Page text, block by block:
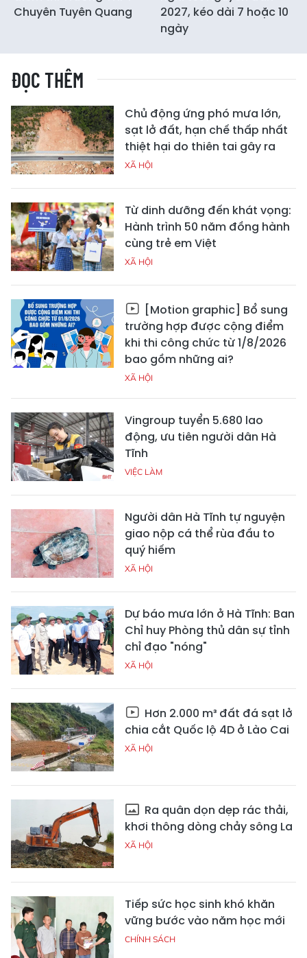
Chuyên Tuyên Quang
2027, kéo dài 7 hoặc 10
ngày
ĐỌC THÊM
Chủ động ứng phó mưa lớn,
sạt lở đất, hạn chế thấp nhất
thiệt hại do thiên tai gây ra
XÃ HỘI
Từ dinh dưỡng đến khát vọng:
Hành trình 50 năm đồng hành
cùng trẻ em Việt
XÃ HỘI
[Motion graphic] Bổ sung
trường hợp được cộng điểm
khi thi công chức từ 1/8/2026
bao gồm những ai?
XÃ HỘI
Vingroup tuyển 5.680 lao
động, ưu tiên người dân Hà
Tĩnh
VIỆC LÀM
Người dân Hà Tĩnh tự nguyện
giao nộp cá thể rùa đầu to
quý hiếm
XÃ HỘI
Dự báo mưa lớn ở Hà Tĩnh: Ban
Chỉ huy Phòng thủ dân sự tỉnh
chỉ đạo "nóng"
XÃ HỘI
Hơn 2.000 m³ đất đá sạt lở
chia cắt Quốc lộ 4D ở Lào Cai
XÃ HỘI
Ra quân dọn dẹp rác thải,
khơi thông dòng chảy sông La
XÃ HỘI
Tiếp sức học sinh khó khăn
vững bước vào năm học mới
CHÍNH SÁCH